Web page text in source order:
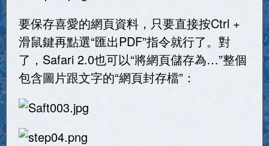
要保存喜愛的網頁資料，只要直接按Ctrl +
滑鼠鍵再點選“匯出PDF”指令就行了。對
了，Safari 2.0也可以“將網頁儲存為…”整個
包含圖片跟文字的“網頁封存檔”：